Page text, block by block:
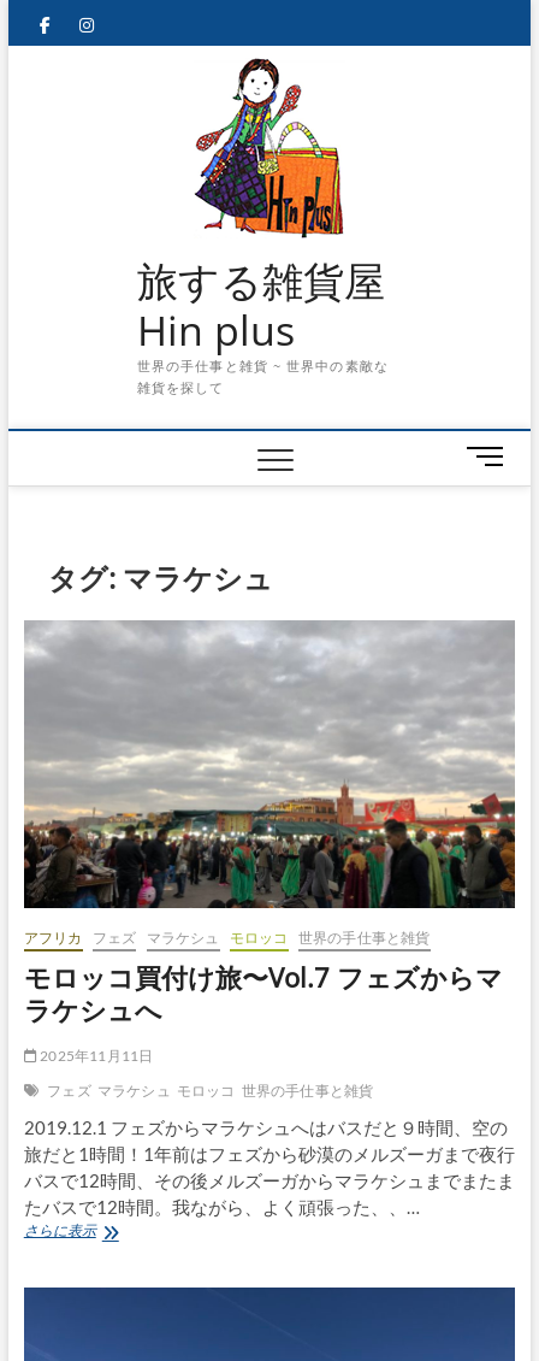
facebookinstagram
旅する雑貨屋
Hin plus
世界の手仕事と雑貨 ~ 世界中の素敵な
雑貨を探して
メ
ニ
タグ: マラケシュ
アフリカ フェズ マラケシュ モロッコ 世界の手仕事と雑貨
モロッコ買付け旅〜Vol.7 フェズからマ
ラケシュへ
2025年11月11日
フェズ マラケシュ モロッコ 世界の手仕事と雑貨
2019.12.1 フェズからマラケシュへはバスだと９時間、空の
旅だと1時間！1年前はフェズから砂漠のメルズーガまで夜行
バスで12時間、その後メルズーガからマラケシュまでまたま
たバスで12時間。我ながら、よく頑張った、、…
さらに表示モ